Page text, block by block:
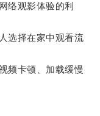
观影体验的利
择在家中观看流
卡顿、加载缓慢